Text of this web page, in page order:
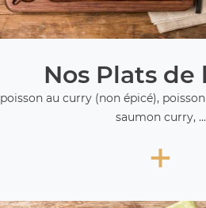
Nos Plats de
poisson au curry (non épicé),
saumon curry, ...
+